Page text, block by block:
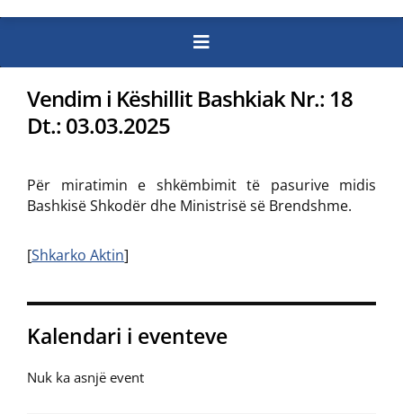
Vendim i Këshillit Bashkiak Nr.: 18
Dt.: 03.03.2025
Për miratimin e shkëmbimit të pasurive midis
Bashkisë Shkodër dhe Ministrisë së Brendshme.
[Shkarko Aktin]
Kalendari i eventeve
Nuk ka asnjë event